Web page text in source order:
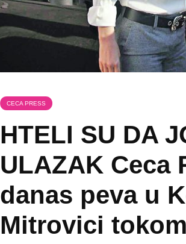
CECA PRESS
HTELI SU DA
ULAZAK Ceca
danas peva u
Mitrovici